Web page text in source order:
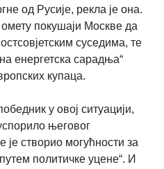
од Русије, рекла је она.
покушаји Москве да
суседима, те
енергетска сарадња“
купаца.
у овој ситуацији,
његовог
је створио могућности за
политичке уцене“. И